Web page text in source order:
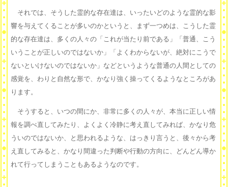
それでは、そうした霊的な存在達は、いったいどのような霊的な影
響を与えてくることが多いのかというと、まず一つめは、こうした霊
的な存在達は、多くの人々の「これが当たり前である」「普通、こう
いうことが正しいのではないか」「よくわからないが、絶対にこうで
ないといけないのではないか」などというような普通の人間としての
感覚を、わりと自然な形で、かなり強く操ってくるようなところがあ
ります。
そうすると、いつの間にか、非常に多くの人々が、本当に正しい情
報を調べ直してみたり、よくよく冷静に考え直してみれば、かなり危
ういのではないか、と思われるような、はっきり言うと、後々から考
え直してみると、かなり間違った判断や行動の方向に、どんどん導か
れて行ってしまうこともあるようなのです。